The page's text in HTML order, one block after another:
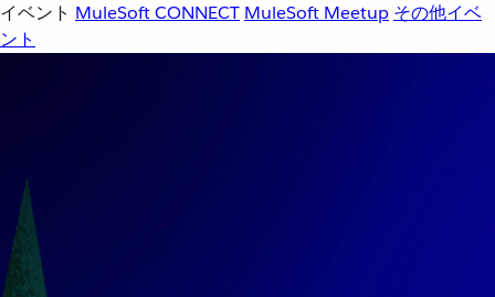
イベント MuleSoft CONNECT MuleSoft Meetup その他イベ
ント